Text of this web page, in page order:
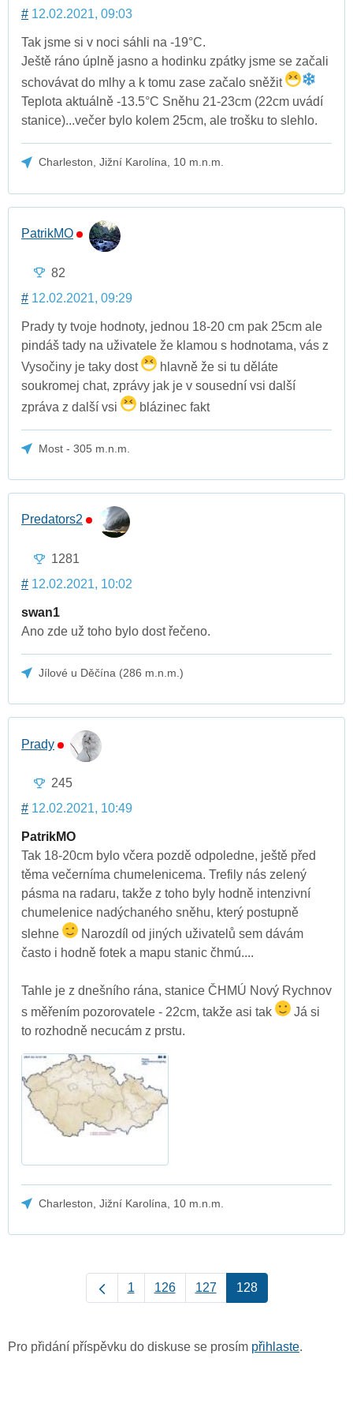
# 12.02.2021, 09:03
Tak jsme si v noci sáhli na -19°C.
Ještě ráno úplně jasno a hodinku zpátky jsme se začali
schovávat do mlhy a k tomu zase začalo sněžit
Teplota aktuálně -13.5°C Sněhu 21-23cm (22cm uvádí
stanice)...večer bylo kolem 25cm, ale trošku to slehlo.
Charleston, Jižní Karolína, 10 m.n.m.
PatrikMO
82
# 12.02.2021, 09:29
Prady ty tvoje hodnoty, jednou 18-20 cm pak 25cm ale
pindáš tady na uživatele že klamou s hodnotama, vás z
Vysočiny je taky dost
hlavně že si tu děláte
soukromej chat, zprávy jak je v sousední vsi další
zpráva z další vsi
blázinec fakt
Most - 305 m.n.m.
Predators2
1281
# 12.02.2021, 10:02
swan1
Ano zde už toho bylo dost řečeno.
Jílové u Děčína (286 m.n.m.)
Prady
245
# 12.02.2021, 10:49
PatrikMO
Tak 18-20cm bylo včera pozdě odpoledne, ještě před
těma večerníma chumelenicema. Trefily nás zelený
pásma na radaru, takže z toho byly hodně intenzivní
chumelenice nadýchaného sněhu, který postupně
slehne
Narozdíl od jiných uživatelů sem dávám
často i hodně fotek a mapu stanic čhmú....
Tahle je z dnešního rána, stanice ČHMÚ Nový Rychnov
s měřením pozorovatele - 22cm, takže asi tak
Já si
to rozhodně necucám z prstu.
Charleston, Jižní Karolína, 10 m.n.m.
1 126 127 128
Pro přidání příspěvku do diskuse se prosím přihlaste.